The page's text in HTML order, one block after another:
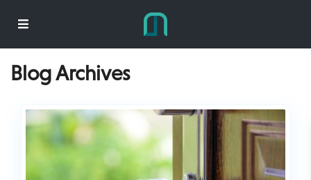
Blog Archives